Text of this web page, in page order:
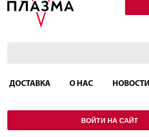
ДОСТАВКА О НАС НОВОСТИ
ВОЙТИ НА САЙТ